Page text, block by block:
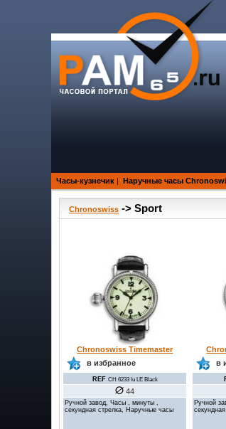
Часы-кузнечик | Наручные часы
Chronoswiss -> Sport
Chronoswiss Timemaster
в избранное
REF CH 6233 lu LE Black
44
Ручной завод, Часы , минуты ,
секундная стрелка, Наручные часы
в
Ручной